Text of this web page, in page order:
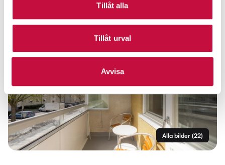
Tillåt alla
Tillåt urval
Avvisa
Alla bilder (22)